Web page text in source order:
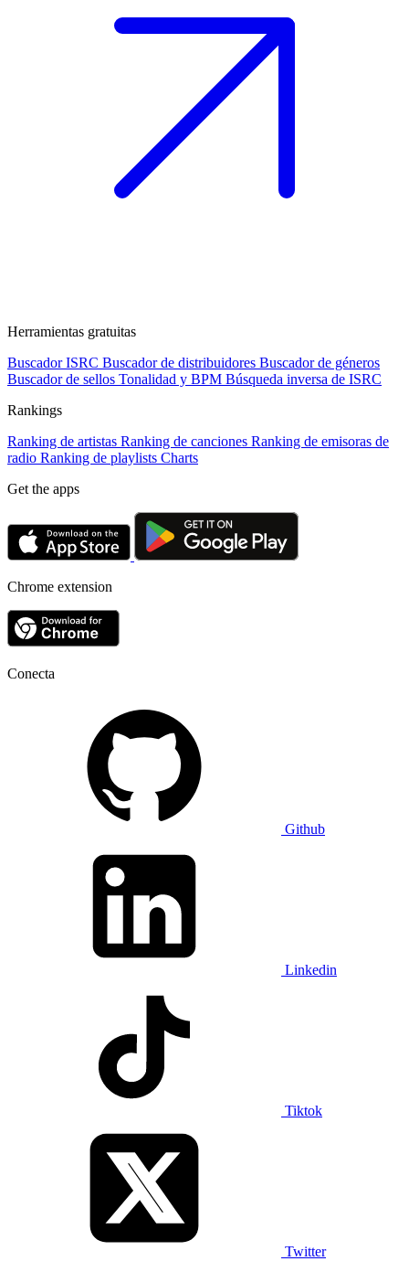
Herramientas gratuitas
Buscador ISRC Buscador de distribuidores Buscador de géneros
Buscador de sellos Tonalidad y BPM Búsqueda inversa de ISRC
Rankings
Ranking de artistas Ranking de canciones Ranking de emisoras de
radio Ranking de playlists Charts
Get the apps
Chrome extension
Conecta
Github
Linkedin
Tiktok
Twitter